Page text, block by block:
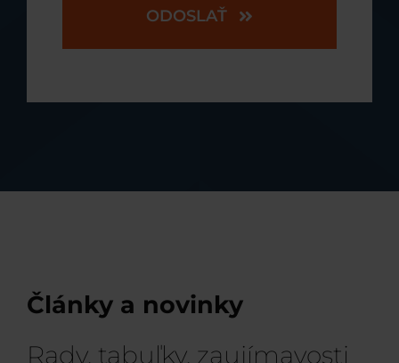
ODOSLAŤ
Články a novinky
Rady, tabuľky, zaujímavosti